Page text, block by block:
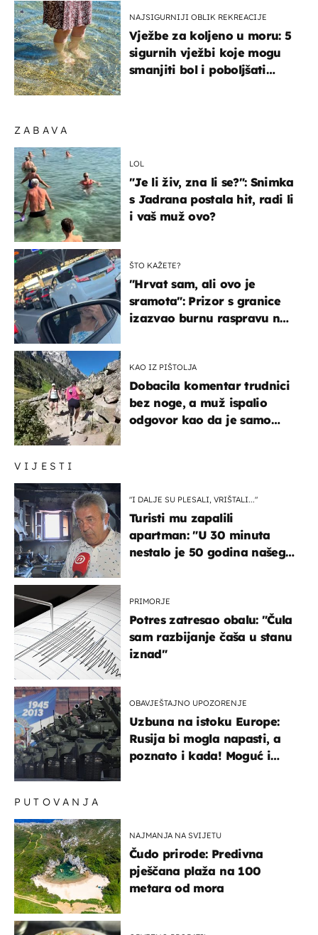
VIJESTI
"I DALJE SU PLESALI, VRIŠTALI..."
Turisti mu zapalili
apartman: "U 30 minuta
nestalo je 50 godina našeg
PRIMORJE
Potres zatresao obalu: "Čula
sam razbijanje čaša u stanu
iznad"
OBAVJEŠTAJNO UPOZORENJE
Uzbuna na istoku Europe:
Rusija bi mogla napasti, a
poznato i kada! Moguć i
ZABAVA
LOL
"Je li živ, zna li se?": Snimka
s Jadrana postala hit, radi li
i vaš muž ovo?
ŠTO KAŽETE?
"Hrvat sam, ali ovo je
sramota": Prizor s granice
izazvao burnu raspravu na
KAO IZ PIŠTOLJA
Dobacila komentar trudnici
bez noge, a muž ispalio
odgovor kao da je samo
PUTOVANJA
NAJMANJA NA SVIJETU
Čudo prirode: Predivna
pješčana plaža na 100
metara od mora
NAJSIGURNIJI OBLIK REKREACIJE
Vježbe za koljeno u moru: 5
sigurnih vježbi koje mogu
smanjiti bol i poboljšati